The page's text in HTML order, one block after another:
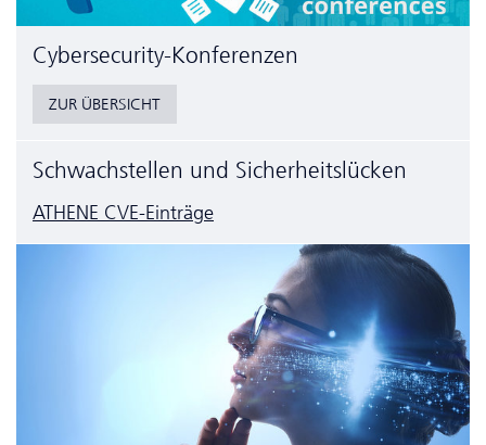
Cyber­security-Konferenzen
ZUR ÜBERSICHT
Schwachstellen und Sicherheitslücken
ATHENE CVE-Einträge